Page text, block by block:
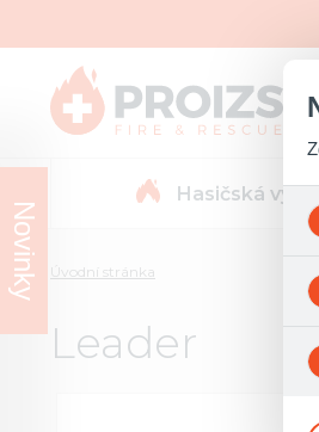
Hasičská
Úvodní stránka
Leader
Novinky